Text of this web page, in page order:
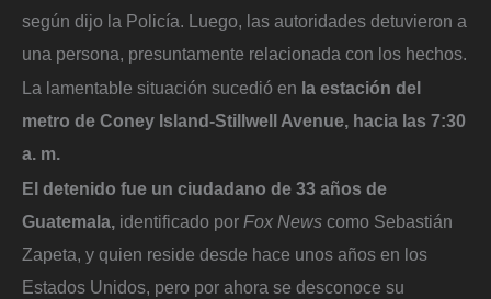
según dijo la Policía. Luego, las autoridades detuvieron a
una persona, presuntamente relacionada con los hechos.
La lamentable situación sucedió en la estación del
metro de Coney Island-Stillwell Avenue, hacia las 7:30
a. m.
El detenido fue un ciudadano de 33 años de
Guatemala, identificado por Fox News como Sebastián
Zapeta, y quien reside desde hace unos años en los
Estados Unidos, pero por ahora se desconoce su